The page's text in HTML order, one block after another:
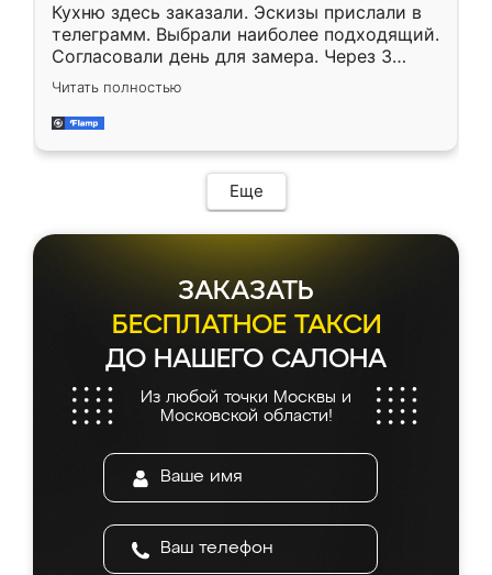
Кухню здесь заказали. Эскизы прислали в
телеграмм. Выбрали наиболее подходящий.
Согласовали день для замера. Через 3
недели кухня была уже готова. Остались
довольны работой. Спасибо Ренессанс
мебель за качественную работу!
Читать полностью
Еще
ЗАКАЗАТЬ
БЕСПЛАТНОЕ ТАКСИ
ДО НАШЕГО САЛОНА
Из любой точки Москвы и
Московской области!